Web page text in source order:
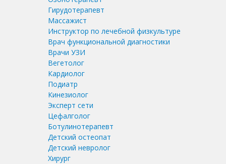
Гирудотерапевт
Массажист
Инструктор по лечебной физкультуре
Врач функциональной диагностики
Врачи УЗИ
Вегетолог
Кардиолог
Подиатр
Кинезиолог
Эксперт сети
Цефалголог
Ботулинотерапевт
Детский остеопат
Детский невролог
Хирург